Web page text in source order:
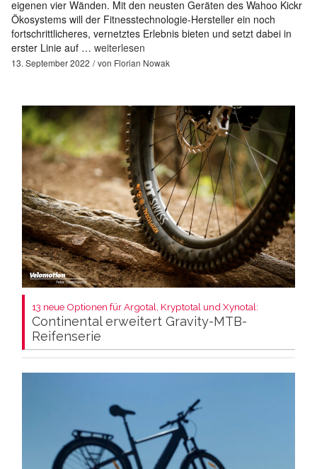
eigenen vier Wänden. Mit den neusten Geräten des Wahoo Kickr
Ökosystems will der Fitnesstechnologie-Hersteller ein noch
fortschrittlicheres, vernetztes Erlebnis bieten und setzt dabei in
erster Linie auf … weiterlesen
13. September 2022 von Florian Nowak
13 neue Optionen für Argotal, Kryptotal und Xynotal:
Continental erweitert Gravity-MTB-
Reifenserie